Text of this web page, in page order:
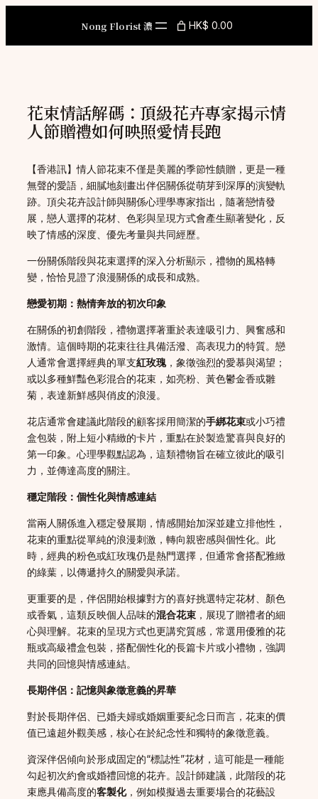
Nong Florist 濃 HK$ 0.00
花束情話解碼：頂級花卉專家揭示情
人節贈禮如何映照愛情長跑
【香港訊】情人節花束不僅是美麗的季節性饋贈，更是一種
無聲的愛語，細膩地刻畫出伴侶關係從萌芽到深厚的演變軌
跡。頂尖花卉設計師與關係心理學專家指出，隨著戀情發
展，戀人選擇的花材、色彩與呈現方式會產生顯著變化，反
映了情感的深度、優先考量與共同經歷。
一份關係階段與花束選擇的深入分析顯示，禮物的風格轉
變，恰恰見證了浪漫關係的成長和成熟。
戀愛初期：熱情奔放的初次印象
在關係的初創階段，禮物選擇著重於表達吸引力、興奮感和
激情。這個時期的花束往往具備活潑、高表現力的特質。戀
人通常會選擇經典的單支紅玫瑰，象徵強烈的愛慕與渴望；
或以多種鮮豔色彩混合的花束，如亮粉、黃色鬱金香或雛
菊，表達新鮮感與俏皮的浪漫。
花店通常會建議此階段的顧客採用簡潔的手綁花束或小巧禮
盒包裝，附上短小精緻的卡片，重點在於製造驚喜與良好的
第一印象。心理學觀點認為，這類禮物旨在確立彼此的吸引
力，並傳達高度的關注。
穩定階段：個性化與情感連結
當兩人關係進入穩定發展期，情感開始加深並建立排他性，
花束的重點從單純的浪漫刺激，轉向親密感與個性化。此
時，經典的粉色或紅玫瑰仍是熱門選擇，但通常會搭配雅緻
的綠葉，以傳遞持久的關愛與承諾。
更重要的是，伴侶開始根據對方的喜好挑選特定花材、顏色
或香氣，這類反映個人品味的混合花束 ，展現了贈禮者的細
心與理解。花束的呈現方式也更講究質感，常選用優雅的花
瓶或高級禮盒包裝，搭配個性化的長篇卡片或小禮物，強調
共同的回憶與情感連結。
長期伴侶：記憶與象徵意義的昇華
對於長期伴侶、已婚夫婦或婚姻重要紀念日而言，花束的價
值已遠超外觀美感，核心在於紀念性和獨特的象徵意義。
資深伴侶傾向於形成固定的“標誌性”花材，這可能是一種能
勾起初次約會或婚禮回憶的花卉。設計師建議，此階段的花
束應具備高度的客製化，例如模擬過去重要場合的花藝設